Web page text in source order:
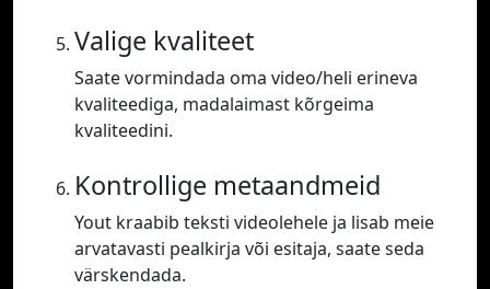
Valige kvaliteet
Saate vormindada oma video/heli erineva
kvaliteediga, madalaimast kõrgeima
kvaliteedini.
Kontrollige metaandmeid
Yout kraabib teksti videolehele ja lisab meie
arvatavasti pealkirja või esitaja, saate seda
värskendada.